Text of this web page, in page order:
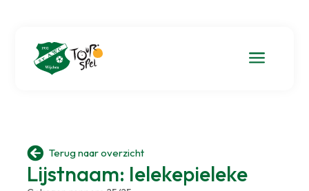
a
 Terug naar overzicht
Lijstnaam: Ielekepieleke